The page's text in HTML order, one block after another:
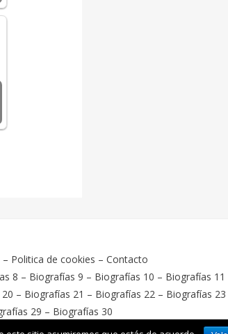
– Politica de cookies – Contacto
8 – Biografías 9 – Biografías 10 – Biografías 11
– Biografías 21 – Biografías 22 – Biografías 23
29 – Biografías 30